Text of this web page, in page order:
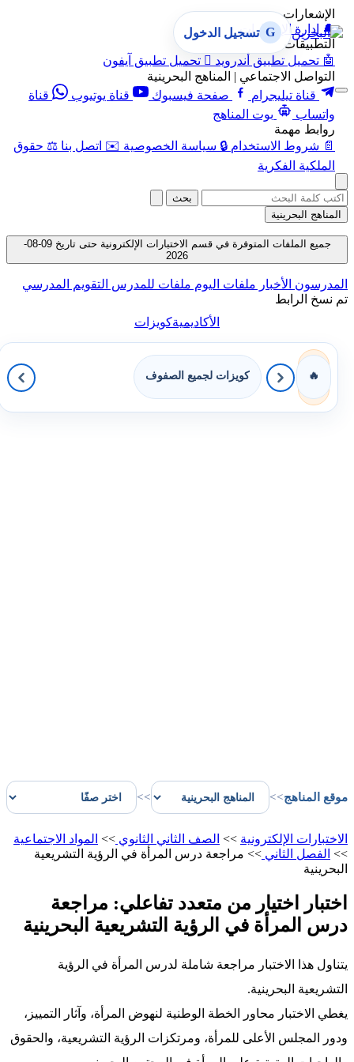
الإشعارات
🔔
إدارة الإشعارات
التطبيقات
🤖 تحميل تطبيق أندرويد  تحميل تطبيق آيفون
التواصل الاجتماعي | المناهج البحرينية
قناة تيليجرام
صفحة فيسبوك قناة يوتيوب
قناة
واتساب
بوت المناهج
روابط مهمة
📄 شروط الاستخدام 🔒 سياسة الخصوصية ✉️ اتصل بنا ⚖️ حقوق
الملكية الفكرية
G تسجيل الدخول
بحث
المناهج البحرينية
جميع الملفات المتوفرة في قسم الاختبارات الإلكترونية حتى تاريخ 09-08-
2026
المدرسون الأخبار ملفات اليوم ملفات للمدرس التقويم المدرسي
تم نسخ الرابط
الأكاديميةكويزات
🔥 كويزات لجميع الصفوف
موقع المناهج>>
>>
الاختبارات الإلكترونية >> الصف الثاني الثانوي >> المواد الاجتماعية
>> الفصل الثاني >> مراجعة درس المرأة في الرؤية التشريعية
البحرينية
اختبار اختيار من متعدد تفاعلي: مراجعة
درس المرأة في الرؤية التشريعية البحرينية
يتناول هذا الاختبار مراجعة شاملة لدرس المرأة في الرؤية
التشريعية البحرينية.
يغطي الاختبار محاور الخطة الوطنية لنهوض المرأة، وآثار التمييز،
ودور المجلس الأعلى للمرأة، ومرتكزات الرؤية التشريعية، والحقوق